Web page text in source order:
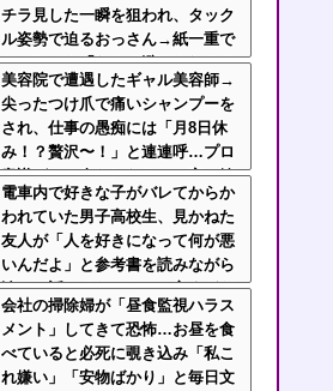
チラ見した一瞬を狙われ、タック
ル姿勢で迫るおっさん→紙一重で
かわしたら「なんで避けられるん
だよ！」と絶叫逃走
美容院で遭遇したギャル美容師→
尖ったつけ爪で痛いシャンプーを
され、仕事の愚痴には「月8日休
み！？贅沢〜！」と連連呼…プロ
意識ゼロの身だしなみと、客に嫉
妬してマウントを取ってくるのが
不快すぎ・・・
電車内で好きな子がバレてからか
われていた男子高校生、見かねた
友人が「人を好きになって何が悪
いんだよ」と参考書を読みながら
淡々と話してた←カッコ良すぎだ
ろ
会社の掃除婦が「昼食監視ハラス
メント」してきて恐怖…お昼を食
べていると必死に覗き込み「私こ
れ嫌い」「安物ばかり」と毎日文